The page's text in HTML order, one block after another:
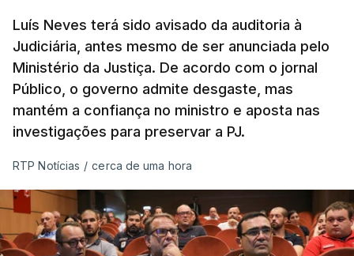
Luís Neves terá sido avisado da auditoria à
Judiciária, antes mesmo de ser anunciada pelo
Ministério da Justiça. De acordo com o jornal
Público, o governo admite desgaste, mas
mantém a confiança no ministro e aposta nas
investigações para preservar a PJ.
RTP Notícias / cerca de uma hora